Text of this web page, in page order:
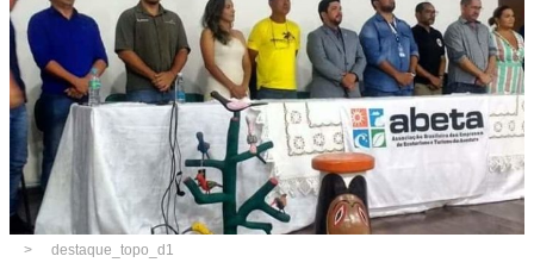
destaque_topo_d1